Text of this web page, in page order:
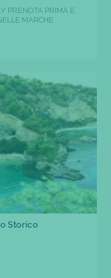
PRENOTA PRIMA E
MARCHE
Storico